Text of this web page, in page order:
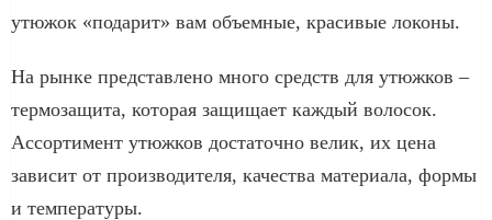
утюжок «подарит» вам объемные, красивые локоны.
На рынке представлено много средств для утюжков –
термозащита, которая защищает каждый волосок.
Ассортимент утюжков достаточно велик, их цена
зависит от производителя, качества материала, формы
и температуры.